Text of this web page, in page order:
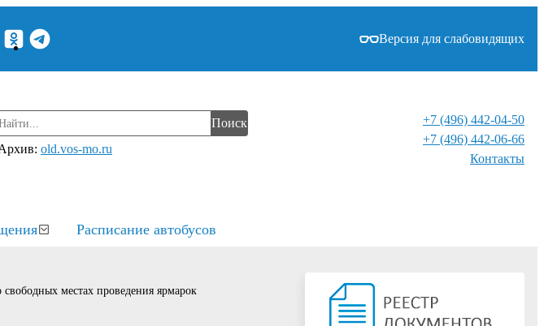
Версия для слабовидящих
Поиск
old.vos-mo.ru
+7 (496) 442-04-50
+7 (496) 442-06-66
Контакты⁠
Расписание автобусов
местах проведения ярмарок